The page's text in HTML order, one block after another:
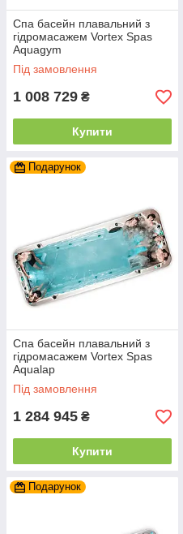
Спа басейн плавальний з
гідромасажем Vortex Spas
Aquagym
Під замовлення
1 008 729 ₴
Купити
Подарунок
Спа басейн плавальний з
гідромасажем Vortex Spas
Aqualap
Під замовлення
1 284 945 ₴
Купити
Подарунок